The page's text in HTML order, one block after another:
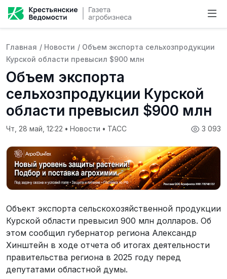
Главная / Новости / Объем экспорта сельхозпродукции
Курской области превысил $900 млн
Объем экспорта
сельхозпродукции Курской
области превысил $900 млн
3 093
Чт, 28 май, 12:22 • Новости • ТАСС
Объект экспорта сельскохозяйственной продукции
Курской области превысил 900 млн долларов. Об
этом сообщил губернатор региона Александр
Хинштейн в ходе отчета об итогах деятельности
правительства региона в 2025 году перед
депутатами областной думы.